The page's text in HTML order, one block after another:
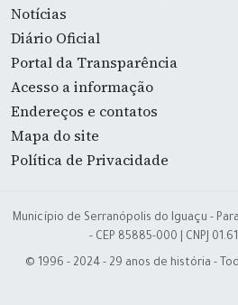
Notícias
Diário Oficial
Portal da Transparência
Acesso a informação
Endereços e contatos
Mapa do site
Política de Privacidade
Município de Serranópolis do Iguaçu -
- CEP 85885-000 | CNPJ
© 1996 - 2024 - 29 anos de história -